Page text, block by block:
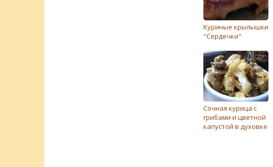
Куриные крылышки
"Сердечки"
Сочная курица с
грибами и цветной
капустой в духовке